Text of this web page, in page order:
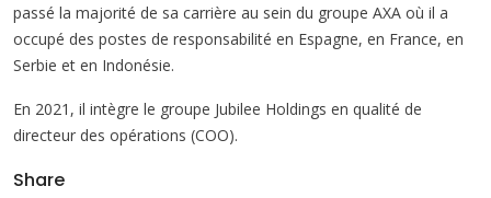
passé la majorité de sa carrière au sein du groupe AXA où il a
occupé des postes de responsabilité en Espagne, en France, en
Serbie et en Indonésie.
En 2021, il intègre le groupe Jubilee Holdings en qualité de
directeur des opérations (COO).
Share